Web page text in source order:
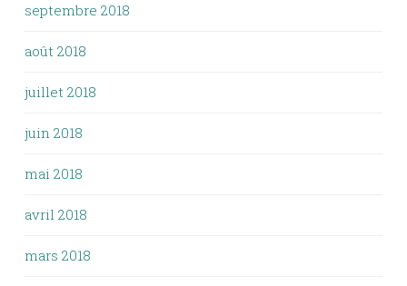
septembre 2018
août 2018
juillet 2018
juin 2018
mai 2018
avril 2018
mars 2018